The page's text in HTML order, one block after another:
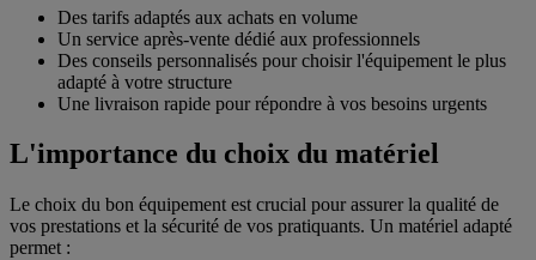
Des tarifs adaptés aux achats en volume
Un service après-vente dédié aux professionnels
Des conseils personnalisés pour choisir l'équipement le plus
adapté à votre structure
Une livraison rapide pour répondre à vos besoins urgents
L'importance du choix du matériel
Le choix du bon équipement est crucial pour assurer la qualité de
vos prestations et la sécurité de vos pratiquants. Un matériel adapté
permet :